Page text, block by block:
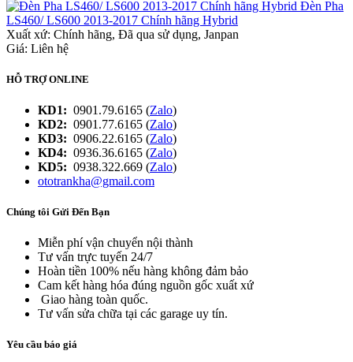
Đèn Pha
LS460/ LS600 2013-2017 Chính hãng Hybrid
Xuất xứ: Chính hãng, Đã qua sử dụng, Janpan
Giá: Liên hệ
HỖ TRỢ ONLINE
KD1: 0901.79.6165 (Zalo)
KD2: 0901.77.6165 (Zalo)
KD3: 0906.22.6165 (Zalo)
KD4: 0936.36.6165 (Zalo)
KD5: 0938.322.669 (Zalo)
ototrankha@gmail.com
Chúng tôi Gửi Đến Bạn
Miễn phí vận chuyển nội thành
Tư vấn trực tuyến 24/7
Hoàn tiền 100% nếu hàng không đảm bảo
Cam kết hàng hóa đúng nguồn gốc xuất xứ
Giao hàng toàn quốc.
Tư vấn sửa chữa tại các garage uy tín.
Yêu cầu báo giá